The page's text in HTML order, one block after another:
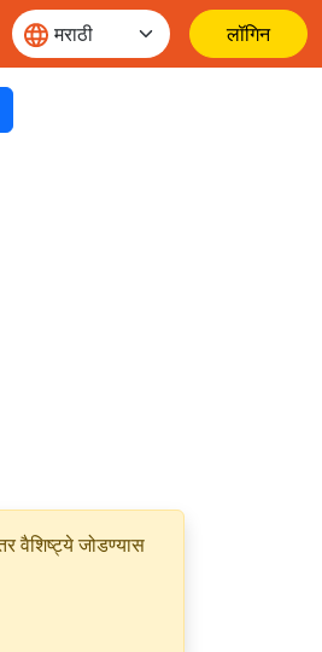
लॉगिन
वैशिष्ट्ये जोडण्यास